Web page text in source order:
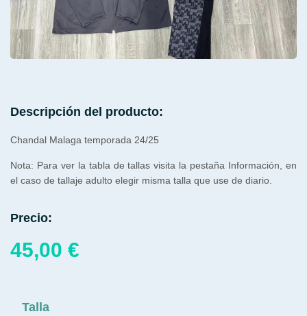
Descripción del producto:
Chandal Malaga temporada 24/25
Nota: Para ver la tabla de tallas visita la pestaña Información, en
el caso de tallaje adulto elegir misma talla que use de diario.
Precio:
45,00 €
Talla